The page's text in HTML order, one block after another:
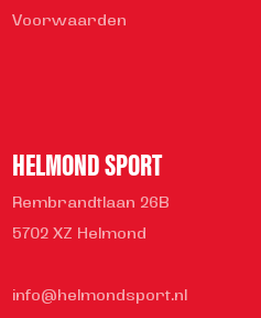
Voorwaarden
HELMOND SPORT
Rembrandtlaan 26B
5702 XZ Helmond
info@helmondsport.nl